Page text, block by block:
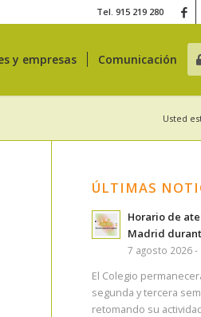
Tel. 915 219 280
y empresas Comunicación
Usted
ÚLTIMAS
Horario de
Madrid
7 agosto 2026 -
El Colegio
segunda y tercera
retomando su